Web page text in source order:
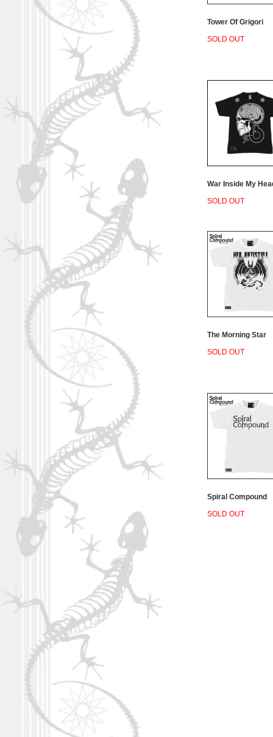
Tower Of Grigori
SOLD OUT
War Inside My
SOLD OUT
The Morning Star
SOLD OUT
Spiral Compound
SOLD OUT